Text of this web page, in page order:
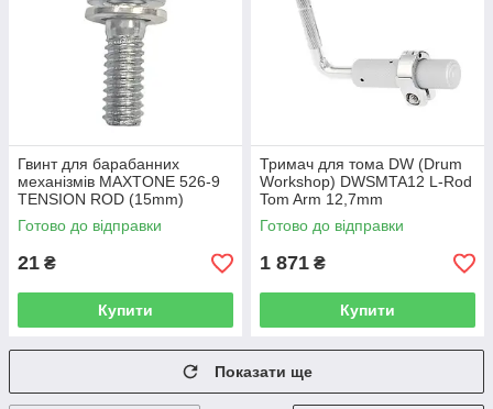
Гвинт для барабанних
механізмів MAXTONE 526-9
TENSION ROD (15mm)
Готово до відправки
21 ₴
Купити
Тримач для тома DW (Drum
Workshop) DWSMTA12 L-Rod
Tom Arm 12,7mm
Готово до відправки
1 871 ₴
Купити
Показати ще